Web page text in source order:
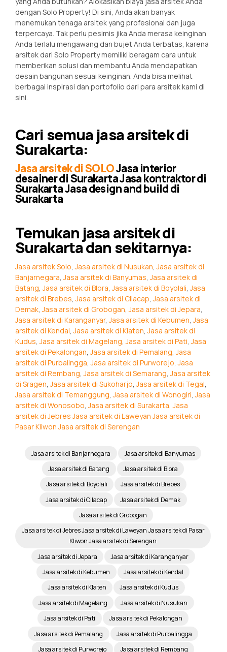
dengan Solo Property! Di sini, Anda akan banyak
menemukan tenaga arsitek yang profesional dan juga
terpercaya. Tak perlu pesimis jika Anda merasa keinginan
Anda terlalu mengawang dan bujet Anda terbatas, karena
arsitek dari Solo Property memiliki beragam cara untuk
memberikan solusi dan membantu Anda mendapatkan
desain bangunan sesuai keinginan. Anda bisa melihat
berbagai inspirasi dan portofolio dari para arsitek kami di
sini.
Cari semua jasa arsitek di
Surakarta:
Jasa arsitek di SOLOJasa interior
desainer di Surakarta Jasa kontraktor di
Surakarta Jasa design and build di
Surakarta
Temukan jasa arsitek di
Surakarta dan sekitarnya:
Jasa arsitek Solo,Jasa arsitek di Nusukan,Jasa arsitek di
Banjarnegara,Jasa arsitek di Banyumas,Jasa arsitek di
Batang,Jasa arsitek di Blora,Jasa arsitek di Boyolali,Jasa
arsitek di Brebes,Jasa arsitek di Cilacap,Jasa arsitek di
Demak,Jasa arsitek di Grobogan,Jasa arsitek di Jepara,
Jasa arsitek di Karanganyar, Jasa arsitek di Kebumen,Jasa
arsitek di Kendal,Jasa arsitek di Klaten,Jasa arsitek di
Kudus,Jasa arsitek di Magelang,Jasa arsitek di Pati,Jasa
arsitek di Pekalongan,Jasa arsitek di Pemalang,Jasa
arsitek di Purbalingga,Jasa arsitek di Purworejo,Jasa
arsitek di Rembang,Jasa arsitek di Semarang,Jasa arsitek
di Sragen,Jasa arsitek di Sukoharjo,Jasa arsitek di Tegal,
Jasa arsitek di Temanggung,Jasa arsitek di Wonogiri,Jasa
arsitek di Wonosobo,Jasa arsitek di Surakarta,Jasa
arsitek di Jebres Jasa arsitek di Laweyan Jasa arsitek di
Pasar Kliwon Jasa arsitek di Serengan
Jasa arsitek di Banjarnegara
Jasa arsitek di Banyumas
Jasa arsitek di Batang
Jasa arsitek di Blora
Jasa arsitek di Boyolali
Jasa arsitek di Brebes
Jasa arsitek di Cilacap
Jasa arsitek di Demak
Jasa arsitek di Grobogan
Jasa arsitek di Jebres Jasa arsitek di Laweyan Jasa arsitek di Pasar
Kliwon Jasa arsitek di Serengan
Jasa arsitek di Jepara
Jasa arsitek di Karanganyar
Jasa arsitek di Kebumen
Jasa arsitek di Kendal
Jasa arsitek di Klaten
Jasa arsitek di Kudus
Jasa arsitek di Magelang
Jasa arsitek di Nusukan
Jasa arsitek di Pati
Jasa arsitek di Pekalongan
Jasa arsitek di Pemalang
Jasa arsitek di Purbalingga
Jasa arsitek di Purworejo
Jasa arsitek di Rembang